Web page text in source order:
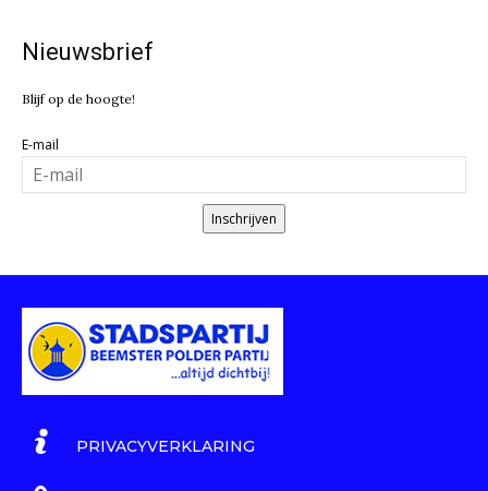
Nieuwsbrief
Blijf op de hoogte!
E-mail
Inschrijven
PRIVACYVERKLARING